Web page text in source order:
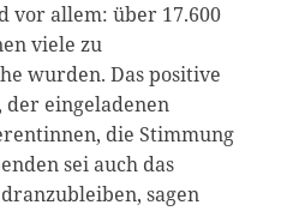
allem: über 17.600
viele zu
wurden. Das positive
der eingeladenen
die Stimmung
sei auch das
sagen